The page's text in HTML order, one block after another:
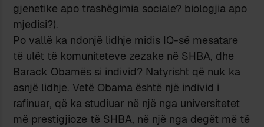
gjenetike apo trashëgimia sociale? biologjia apo
mjedisi?).
Po vallë ka ndonjë lidhje midis IQ-së mesatare
të ulët të komuniteteve zezake në SHBA, dhe
Barack Obamës si individ? Natyrisht që nuk ka
asnjë lidhje. Vetë Obama është një individ i
rafinuar, që ka studiuar në një nga universitetet
më prestigjioze të SHBA, në një nga degët më të